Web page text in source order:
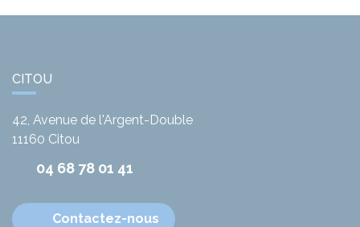
CITOU
42, Avenue de l'Argent-Double
11160 Citou
04 68 78 01 41
Contactez-nous